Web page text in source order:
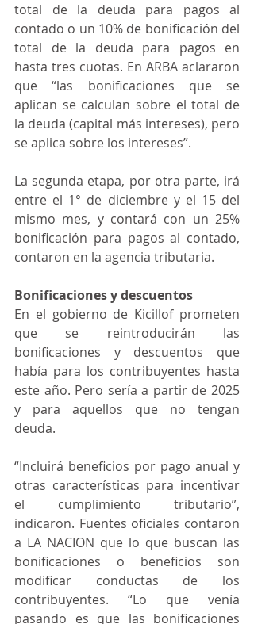
total de la deuda para pagos al
contado o un 10% de bonificación del
total de la deuda para pagos en
hasta tres cuotas. En ARBA aclararon
que “las bonificaciones que se
aplican se calculan sobre el total de
la deuda (capital más intereses), pero
se aplica sobre los intereses”.
La segunda etapa, por otra parte, irá
entre el 1° de diciembre y el 15 del
mismo mes, y contará con un 25%
bonificación para pagos al contado,
contaron en la agencia tributaria.
Bonificaciones y descuentos
En el gobierno de Kicillof prometen
que se reintroducirán las
bonificaciones y descuentos que
había para los contribuyentes hasta
este año. Pero sería a partir de 2025
y para aquellos que no tengan
deuda.
“Incluirá beneficios por pago anual y
otras características para incentivar
el cumplimiento tributario”,
indicaron. Fuentes oficiales contaron
a LA NACION que lo que buscan las
bonificaciones o beneficios son
modificar conductas de los
contribuyentes. “Lo que venía
pasando es que las bonificaciones